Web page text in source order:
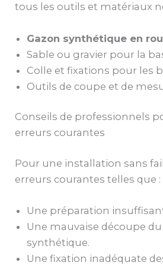
tous les outils et matériaux
Gazon synthétique en
Sable ou gravier pour la
Colle et fixations pour les
Outils de coupe et de
Conseils de professionnels
erreurs courantes
Pour une installation sans
erreurs courantes telles que :
Une préparation
Une mauvaise découpe
synthétique.
Une fixation inadéquate